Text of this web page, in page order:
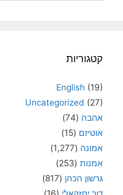
קטגוריות
English (19)
Uncategorized (27)
אהבה (74)
אוטיזם (15)
אמונה (1,277)
אמנות (253)
גרשון הכהן (817)